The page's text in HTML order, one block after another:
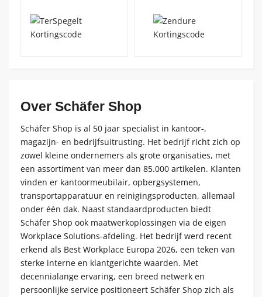
Over Schäfer Shop
Schäfer Shop is al 50 jaar specialist in kantoor-,
magazijn- en bedrijfsuitrusting. Het bedrijf richt zich op
zowel kleine ondernemers als grote organisaties, met
een assortiment van meer dan 85.000 artikelen. Klanten
vinden er kantoormeubilair, opbergsystemen,
transportapparatuur en reinigingsproducten, allemaal
onder één dak. Naast standaardproducten biedt
Schäfer Shop ook maatwerkoplossingen via de eigen
Workplace Solutions-afdeling. Het bedrijf werd recent
erkend als Best Workplace Europa 2026, een teken van
sterke interne en klantgerichte waarden. Met
decennialange ervaring, een breed netwerk en
persoonlijke service positioneert Schäfer Shop zich als